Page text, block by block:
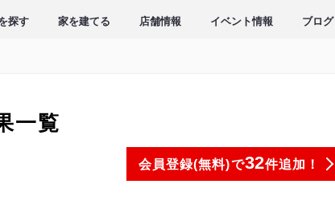
探す 家を建てる 店舗情報 イベント情報 ブログ
一覧
会員登録(無料)で32件追加！